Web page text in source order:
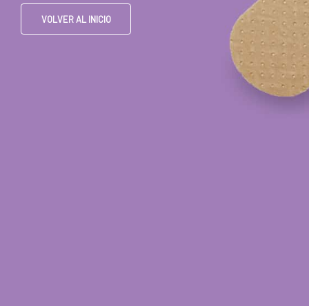
VOLVER AL INICIO